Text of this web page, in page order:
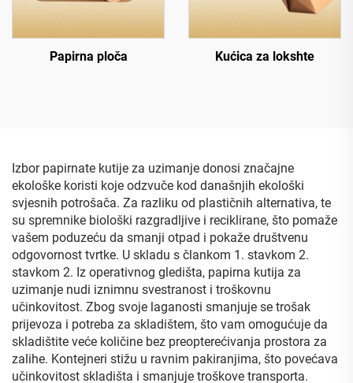
Papirna ploča Kućica za lokshte
Izbor papirnate kutije za uzimanje donosi značajne
ekološke koristi koje odzvuče kod današnjih ekološki
svjesnih potrošača. Za razliku od plastičnih alternativa, te
su spremnike biološki razgradljive i reciklirane, što pomaže
vašem poduzeću da smanji otpad i pokaže društvenu
odgovornost tvrtke. U skladu s člankom 1. stavkom 2.
stavkom 2. Iz operativnog gledišta, papirna kutija za
uzimanje nudi iznimnu svestranost i troškovnu
učinkovitost. Zbog svoje laganosti smanjuje se trošak
prijevoza i potreba za skladištem, što vam omogućuje da
skladištite veće količine bez preopterećivanja prostora za
zalihe. Kontejneri stižu u ravnim pakiranjima, što povećava
učinkovitost skladišta i smanjuje troškove transporta.